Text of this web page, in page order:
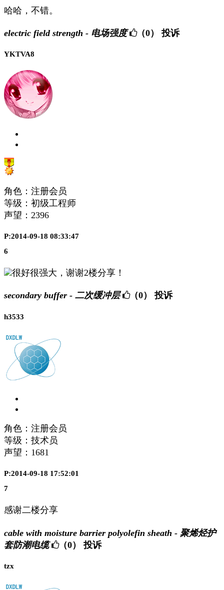
哈哈，不错。
electric field strength - 电场强度 （0） 投诉
YKTVA8
角色：注册会员
等级：初级工程师
声望： 2396
P:2014-09-18 08:33:47
6
很好很强大，谢谢2楼分享！
secondary buffer - 二次缓冲层 （0） 投诉
h3533
角色：注册会员
等级：技术员
声望： 1681
P:2014-09-18 17:52:01
7
感谢二楼分享
cable with moisture barrier polyolefin sheath - 聚烯烃护
套防潮电缆
（0） 投诉
tzx